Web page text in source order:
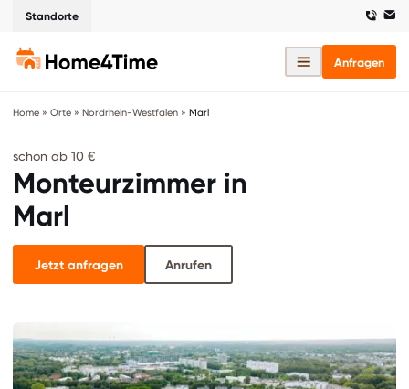
Standorte
Anfragen
Home » Orte » Nordrhein-Westfalen » Marl
schon ab 10 €
Monteurzimmer in
Marl
Jetzt anfragen Anrufen